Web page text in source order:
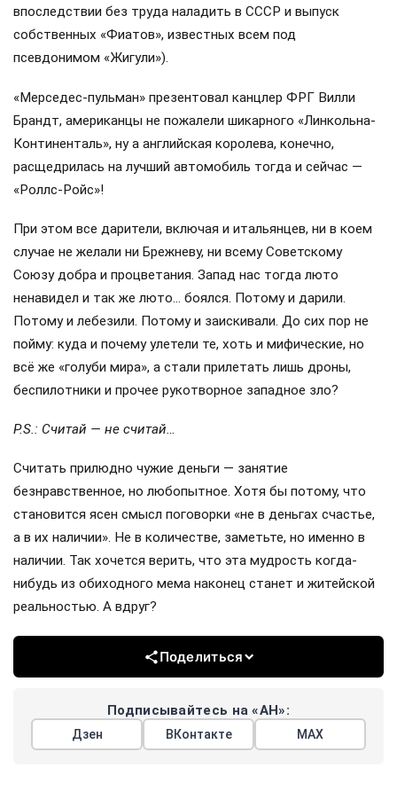
впоследствии без труда наладить в СССР и выпуск
собственных «Фиатов», известных всем под
псевдонимом «Жигули»).
«Мерседес-пульман» презентовал канцлер ФРГ Вилли
Брандт, американцы не пожалели шикарного «Линкольна-
Континенталь», ну а английская королева, конечно,
расщедрилась на лучший автомобиль тогда и сейчас —
«Роллс-Ройс»!
При этом все дарители, включая и итальянцев, ни в коем
случае не желали ни Брежневу, ни всему Советскому
Союзу добра и процветания. Запад нас тогда люто
ненавидел и так же люто… боялся. Потому и дарили.
Потому и лебезили. Потому и заискивали. До сих пор не
пойму: куда и почему улетели те, хоть и мифические, но
всё же «голуби мира», а стали прилетать лишь дроны,
беспилотники и прочее рукотворное западное зло?
P.S.: Считай — не считай…
Считать прилюдно чужие деньги — занятие
безнравственное, но любопытное. Хотя бы потому, что
становится ясен смысл поговорки «не в деньгах счастье,
а в их наличии». Не в количестве, заметьте, но именно в
наличии. Так хочется верить, что эта мудрость когда-
нибудь из обиходного мема наконец станет и житейской
реальностью. А вдруг?
Поделиться
Подписывайтесь на «АН»:
Дзен ВКонтакте МАХ